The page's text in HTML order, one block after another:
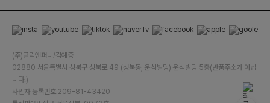
(주)클릭앤퍼니/김예중
02880 서울특별시 성북구 성북로 49 (성북동, 운석빌딩) 운석빌딩 5층(반품주소가 아닙
니다.)
사업자 등록번호 209-81-43420